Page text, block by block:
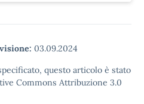
03.09.2024
questo articolo è stato
Commons Attribuzione 3.0